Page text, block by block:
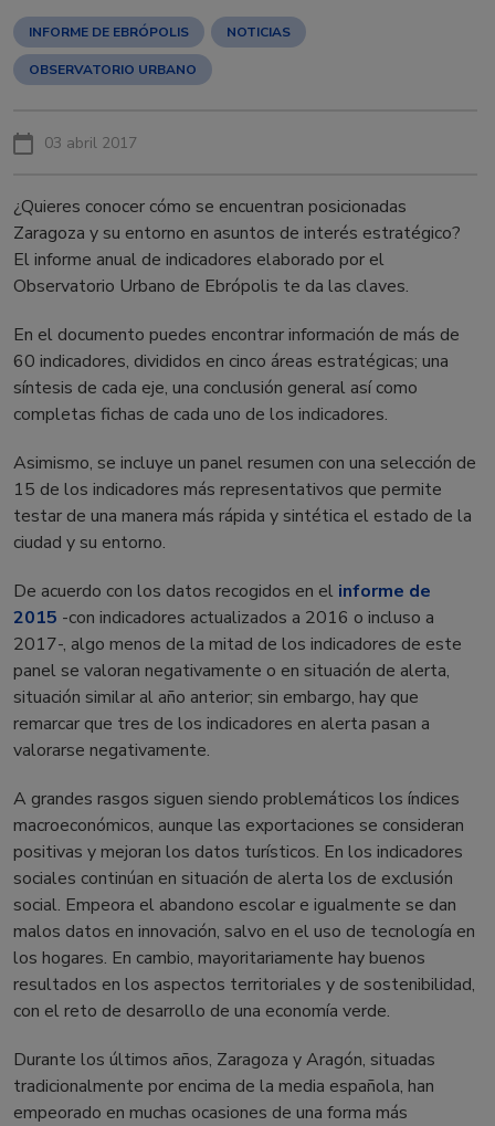
INFORME DE EBRÓPOLIS NOTICIAS
OBSERVATORIO URBANO
03 abril 2017
¿Quieres conocer cómo se encuentran posicionadas
Zaragoza y su entorno en asuntos de interés estratégico?
El informe anual de indicadores elaborado por el
Observatorio Urbano de Ebrópolis te da las claves.
En el documento puedes encontrar información de más de
60 indicadores, divididos en cinco áreas estratégicas; una
síntesis de cada eje, una conclusión general así como
completas fichas de cada uno de los indicadores.
Asimismo, se incluye un panel resumen con una selección de
15 de los indicadores más representativos que permite
testar de una manera más rápida y sintética el estado de la
ciudad y su entorno.
De acuerdo con los datos recogidos en el informe de
2015 -con indicadores actualizados a 2016 o incluso a
2017-, algo menos de la mitad de los indicadores de este
panel se valoran negativamente o en situación de alerta,
situación similar al año anterior; sin embargo, hay que
remarcar que tres de los indicadores en alerta pasan a
valorarse negativamente.
A grandes rasgos siguen siendo problemáticos los índices
macroeconómicos, aunque las exportaciones se consideran
positivas y mejoran los datos turísticos. En los indicadores
sociales continúan en situación de alerta los de exclusión
social. Empeora el abandono escolar e igualmente se dan
malos datos en innovación, salvo en el uso de tecnología en
los hogares. En cambio, mayoritariamente hay buenos
resultados en los aspectos territoriales y de sostenibilidad,
con el reto de desarrollo de una economía verde.
Durante los últimos años, Zaragoza y Aragón, situadas
tradicionalmente por encima de la media española, han
empeorado en muchas ocasiones de una forma más